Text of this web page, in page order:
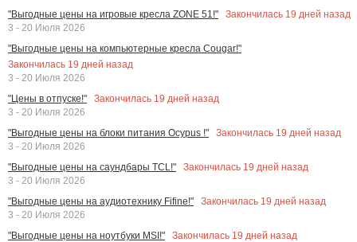
"Выгодные цены на игровые кресла ZONE 51!"
Закончилась 19 дней назад
3 - 20 Июля 2026
"Выгодные цены на компьютерные кресла Cougar!"
Закончилась 19 дней назад
3 - 20 Июля 2026
"Цены в отпуске!"
Закончилась 19 дней назад
3 - 20 Июля 2026
"Выгодные цены на блоки питания Ocypus !"
Закончилась 19 дней назад
3 - 20 Июля 2026
"Выгодные цены на саундбары TCL!"
Закончилась 19 дней назад
3 - 20 Июля 2026
"Выгодные цены на аудиотехнику Fifine!"
Закончилась 19 дней назад
3 - 20 Июля 2026
"Выгодные цены на ноутбуки MSI!"
Закончилась 19 дней назад